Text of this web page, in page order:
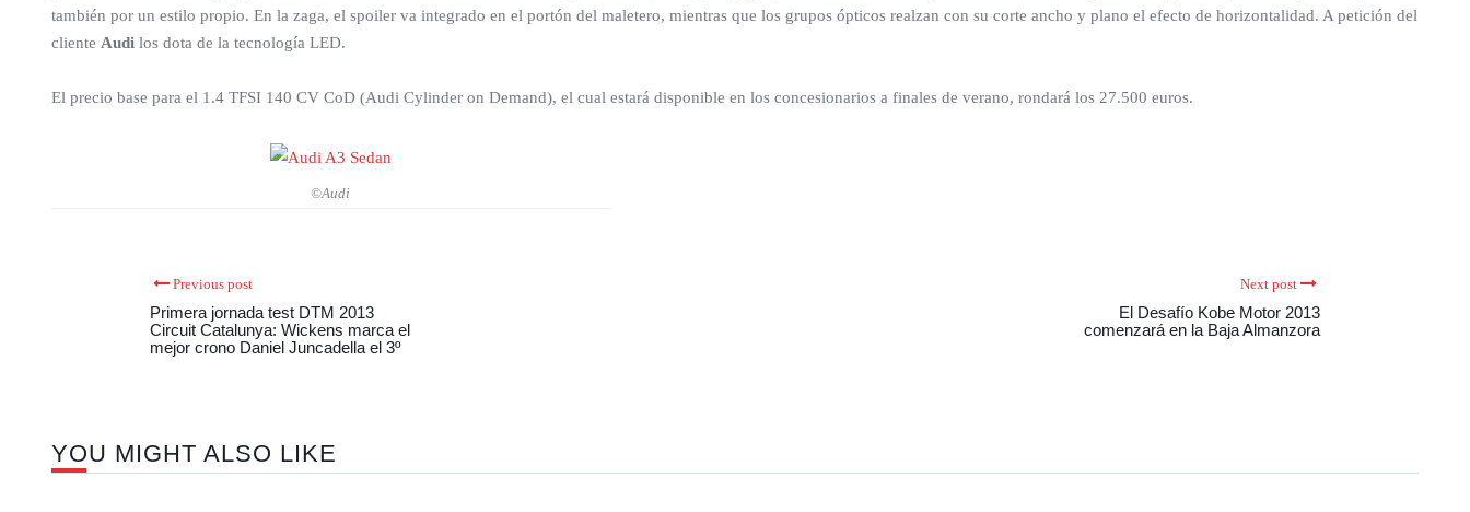
también por un estilo propio. En la zaga, el spoiler va integrado en el portón del maletero, mientras que los grupos ópticos realzan con su corte ancho y plano el efecto de horizontalidad. A petición del
cliente Audi los dota de la tecnología LED.
El precio base para el 1.4 TFSI 140 CV CoD (Audi Cylinder on Demand), el cual estará disponible en los concesionarios a finales de verano, rondará los 27.500 euros.
©Audi
Previous post
Primera jornada test DTM 2013
Circuit Catalunya: Wickens marca el
mejor crono Daniel Juncadella el 3º
Next post
El Desafío Kobe Motor 2013
comenzará en la Baja Almanzora
YOU MIGHT ALSO LIKE